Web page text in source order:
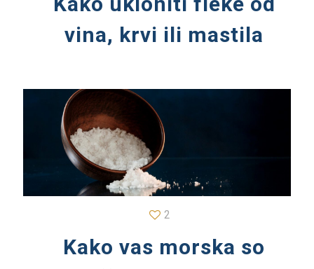
vina, krvi ili mastila
2
Kako vas morska so